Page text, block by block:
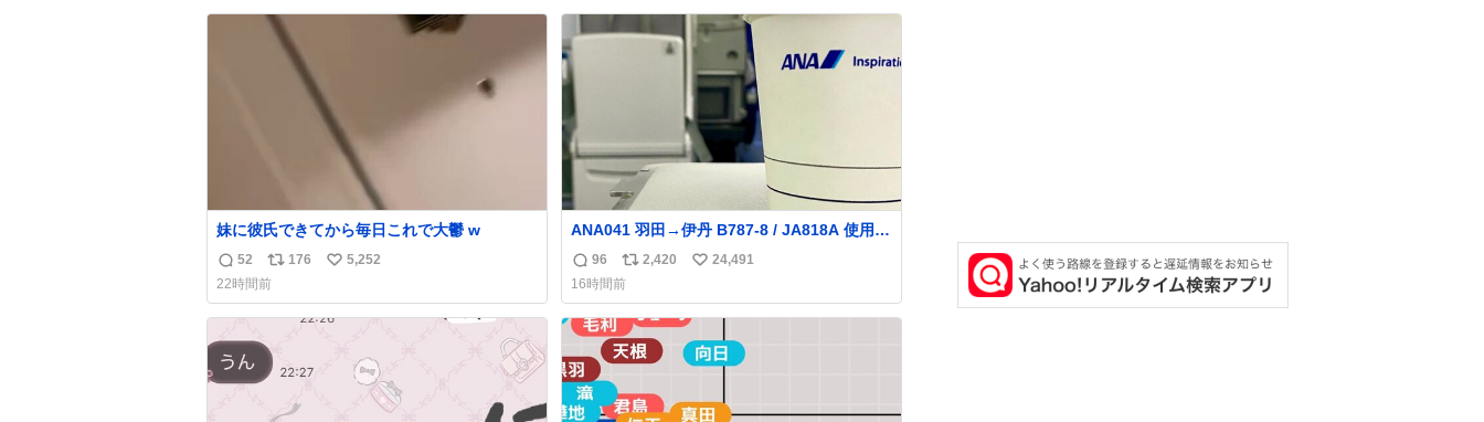
数
ス
ト
ね
らって感謝しかありません。 #ふれあいラグ
ーン #横浜八景島シーパラダイス
数
ス
ト
ね
数
妹に彼氏できてから毎日これで大鬱 w
返
信
数
52
リ
ポ
ス
数
176
い
ね
5,252
22時間前
ANA041 羽田→伊丹 B787-8 / JA818A 使用機
到着遅れにつき 「安全に支障ない範囲で1分1
秒でも遅延回復に努めております」と機長の
気合い十分！ が、フライトは順調に進みす
ぎ… 「飛ばしすぎたせいか現在奈良県上空で
の待機を命じられております」 でコンソメス
ープ吹き出しそうになりましたw
返
信
数
96
リ
ポ
ス
ト
数
2,420
い
ね
数
24,491
16時間前